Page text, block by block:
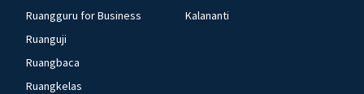
Ruangguru for Business
Ruanguji
Ruangbaca
Ruangkelas
Kalananti